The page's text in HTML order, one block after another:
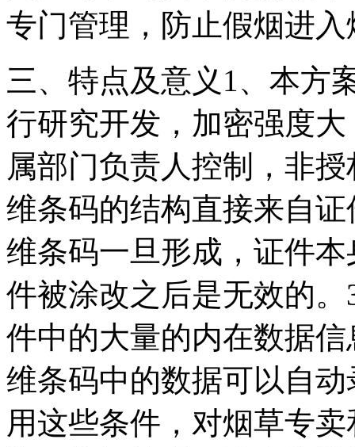
专门管理，防止假烟进
三、特点及意义1、本方
行研究开发，加密强度
属部门负责人控制，非
维条码的结构直接来自
维条码一旦形成，证件
件被涂改之后是无效的
件中的大量的内在数据
维条码中的数据可以自
用这些条件，对烟草专